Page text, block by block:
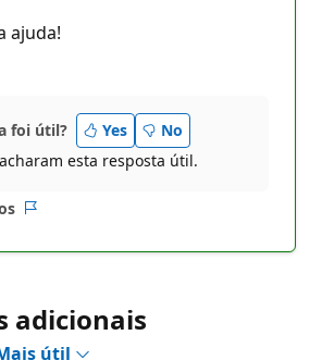
ajuda!
foi útil? Yes
No
esta resposta útil.
adicionais
útil